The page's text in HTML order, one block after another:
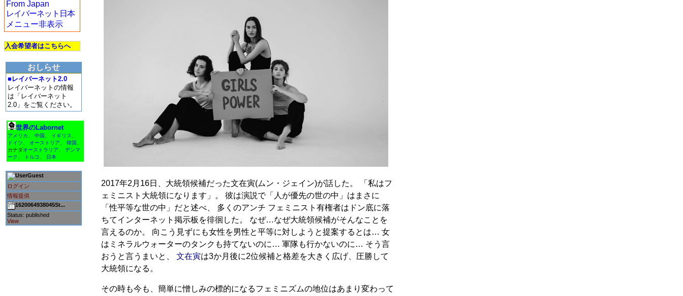
From Japan
レイバーネット日本
メニュー非表示
入会希望者はこちらへ
おしらせ
■レイバーネット2.0
レイバーネットの情報
は「レイバーネット
2.0」をご覧ください。
世界のLabornet
アメリカ 中国 イギリス
ドイツ
オーストリア 韓国
カナダオーストラリア
デンマ
ーク
トルコ 日本
Guest
ログイン
情報提供
1620064938045St...
Status: published
View
2017年2月16日、大統領候補だった文在寅(ムン・ジェイン)が話した。 「私はフ
ェミニスト大統領になります」。 彼は演説で「人が優先の世の中」はまさに
「性平等な世の中」だと述べ、 多くのアンチ フェミニスト有権者はドン底に落
ちてインターネット掲示板を徘徊した。 なぜ…なぜ大統領候補がそんなことを
言えるのか。 向こう見ずにも女性を男性と平等に対しようと提案するとは… 女
はミネラルウォーターのタンクも持てないのに… 軍隊も行かないのに… そう言
おうと言うまいと、文在寅は3か月後に2位候補と格差を大きく広げ、圧勝して
大統領になる。
その時も今も、簡単に憎しみの標的になるフェミニズムの地位はあまり変わって